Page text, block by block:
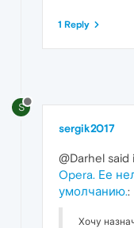
1 Reply
S
sergik2017
@Darhel said
Opera. Ее
умолчанию.:
Хочу